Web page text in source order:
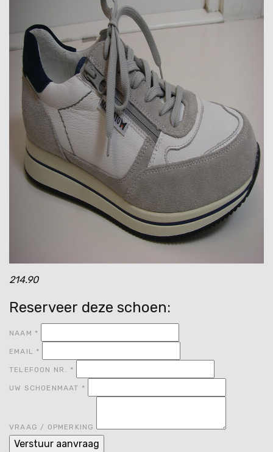
214.90
Reserveer deze schoen:
NAAM *
EMAIL *
TELEFOON NR. *
UW SCHOENMAAT *
VRAAG / OPMERKING